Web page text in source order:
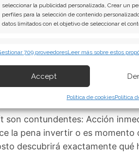
seleccionar la publicidad personalizada, Crear un
perfiles para la selección de contenido
datos limitados con el objetivo de seleccionar el
información transmitida de forma automática.
Garantizar la seguridad, evitar y
fallos, Ofrecer y presentar publicidad
comunicar las preferencias de
709 proveedoresLeer más sobre estos
Accept
Política de cookiesPolítica
es si el soporte en la zona
será necesaria una fase de
encaminarse de nuevo
Análisis de Microsoft del
son contundentes: Acción
la pena invertir o es momento
descubrirá exactamente qué